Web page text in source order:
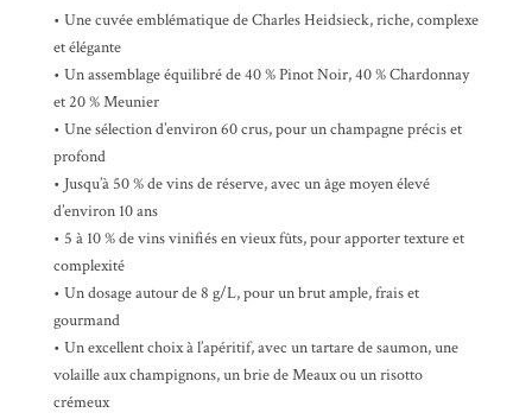
• Une cuvée emblématique de Charles Heidsieck, riche, complexe
et élégante
• Un assemblage équilibré de 40 % Pinot Noir, 40 % Chardonnay
et 20 % Meunier
• Une sélection d’environ 60 crus, pour un champagne précis et
profond
• Jusqu’à 50 % de vins de réserve, avec un âge moyen élevé
d’environ 10 ans
• 5 à 10 % de vins vinifiés en vieux fûts, pour apporter texture et
complexité
• Un dosage autour de 8 g/L, pour un brut ample, frais et
gourmand
• Un excellent choix à l’apéritif, avec un tartare de saumon, une
volaille aux champignons, un brie de Meaux ou un risotto
crémeux